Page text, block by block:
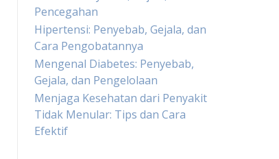
Pencegahan
Hipertensi: Penyebab, Gejala, dan
Cara Pengobatannya
Mengenal Diabetes: Penyebab,
Gejala, dan Pengelolaan
Menjaga Kesehatan dari Penyakit
Tidak Menular: Tips dan Cara
Efektif